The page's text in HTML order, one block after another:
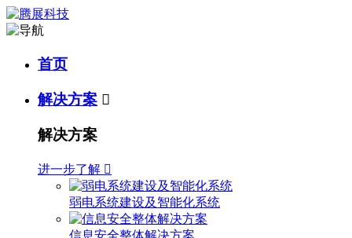
首页
解决方案 
解决方案
进一步了解 
弱电系统建设及智能化系统
信息安全整体解决方案